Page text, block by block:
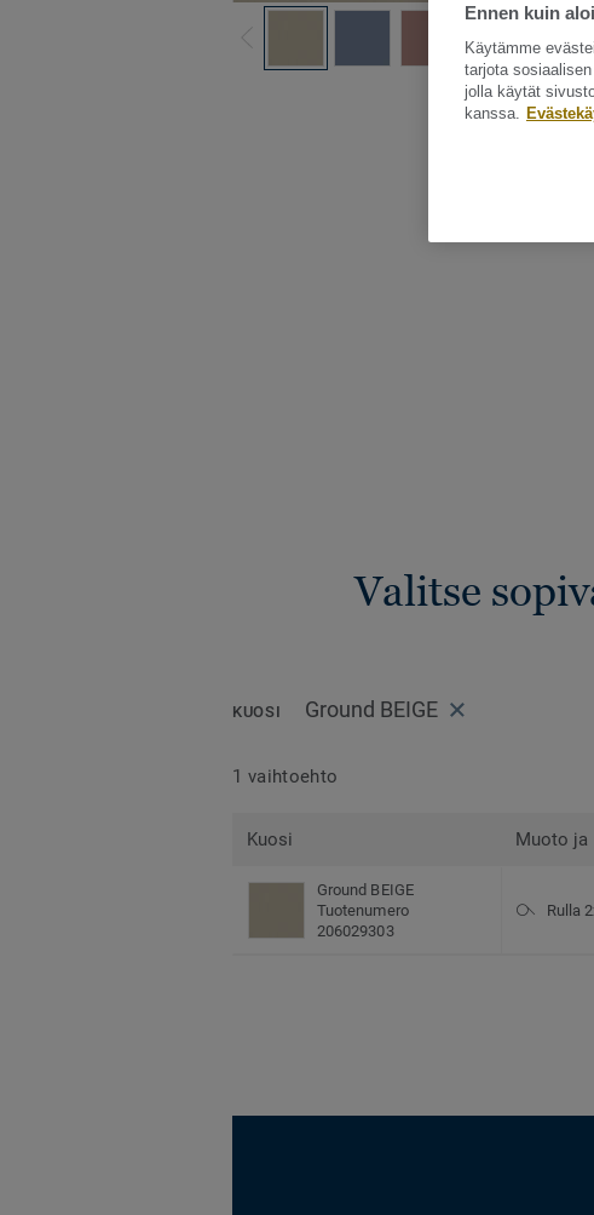
Katso kaikki kuosit -
Valitse
KUOSI Ground BEIGE
1 vaihtoehto
Kuosi Muoto ja
Ground BEIGE
Tuotenumero
206029303
Rulla
Ennen kuin
Käytämme
tarjota
jolla käytät
kanssa.